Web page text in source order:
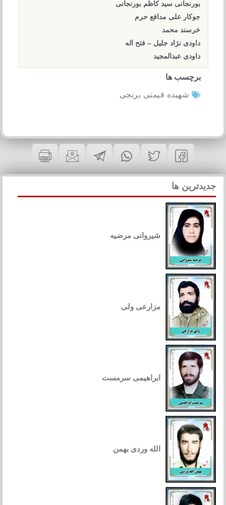
بورنجانی سید کاظم بورنجانی
جوکار علی مدافع حرم
خرسند محمد
داودی نژاد جلیل – فتح اله
داودی عبدالمجید
برچسب ها
شهیده قیمتی برنجی
جدیدترین ها
شیروانی مرضیه
مزارعی ولی
ابراهیمی سرمست
الله وردی بهمن